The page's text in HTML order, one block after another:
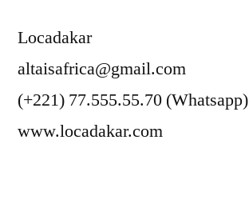
Locadakar
altaisafrica@gmail.com
(+221) 77.555.55.70 (Whatsapp)
www.locadakar.com